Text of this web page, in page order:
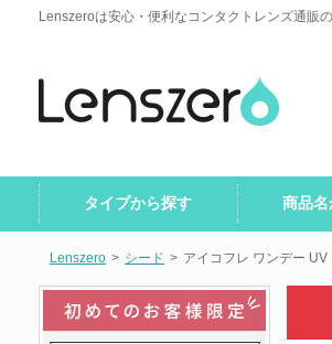
Lenszeroは安心・便利なコンタクトレンズ通販
タイプから探す 商品
Lenszero > シード > アイコフレ ワンデー